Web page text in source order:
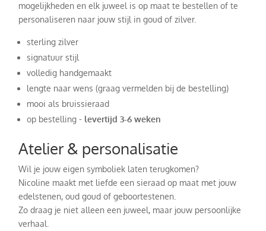
mogelijkheden en elk juweel is op maat te bestellen of te
personaliseren naar jouw stijl in goud of zilver.
sterling zilver
signatuur stijl
volledig handgemaakt
lengte naar wens (graag vermelden bij de bestelling)
mooi als bruissieraad
op bestelling - levertijd 3-6 weken
Atelier & personalisatie
Wil je jouw eigen symboliek laten terugkomen?
Nicoline maakt met liefde een sieraad op maat met jouw
edelstenen, oud goud of geboortestenen.
Zo draag je niet alleen een juweel, maar jouw persoonlijke
verhaal.